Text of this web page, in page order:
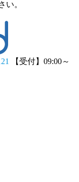
い。
【受付】09:00～